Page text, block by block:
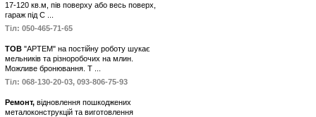
17-120 кв.м, пів поверху або весь поверх,
гараж під С ...
Тіл: 050-465-71-65
ТОВ "АРТЕМ" на постійну роботу шукає
мельників та різноробочих на млин.
Можливе бронювання. Т ...
Тіл: 068-130-20-03, 093-806-75-93
Ремонт, відновлення пошкоджених
металоконструкцій та виготовлення